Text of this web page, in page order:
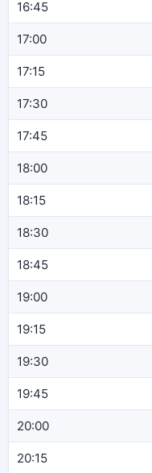
16:45
17:00
17:15
17:30
17:45
18:00
18:15
18:30
18:45
19:00
19:15
19:30
19:45
20:00
20:15